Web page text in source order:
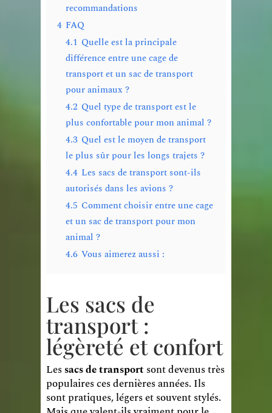
recommandations
4 FAQ
4.1 Quelle est la principale
différence entre une cage de
transport et un sac de transport
pour animaux ?
4.2 Quel type de transport est le
plus confortable pour mon animal ?
4.3 Quel est le moyen de transport
le plus sûr pour les longs trajets ?
4.4 Les sacs de transport sont-ils
autorisés dans les avions ?
4.5 Comment choisir entre une cage
et un sac de transport pour mon
animal ?
4.6 Vous aimerez aussi :
Les sacs de
transport :
légèreté et confort
Lessacs de transportsont devenus très
populaires ces dernières années. Ils
sont pratiques, légers et souvent stylés.